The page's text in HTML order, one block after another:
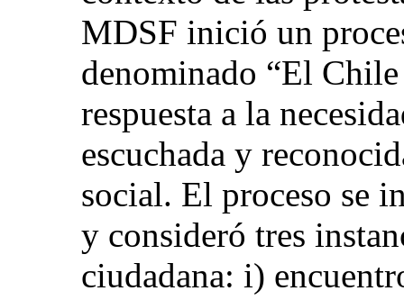
MDSF inició un
denominado “El
respuesta a la
escuchada y
social. El proceso se
y consideró tres
ciudadana: i)